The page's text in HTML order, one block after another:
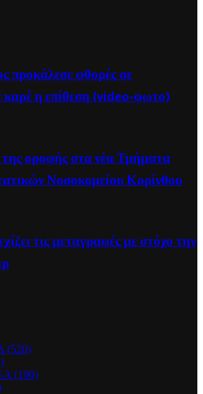
προκάλεσε φθορές σε
η επίθεση (video-φωτο)
οροφής στα νέα Τμήματα
Νοσοκομείου Κορίνθου
τις μεταγραφές με στόχο την
(520)
(190)